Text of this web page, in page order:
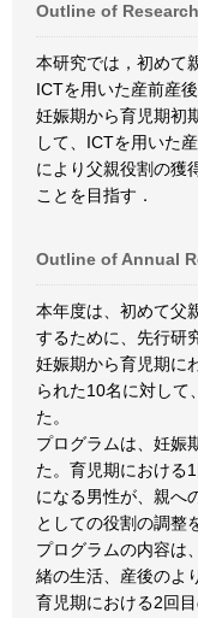
Outline of
本研究では，初めて
ICTを用いた産前産
妊娠期から育児期初
して、ICTを用いた
により父親役割の獲
ことを目指す．
Outline of Annual
本年度は、初めて父
するために、先行研
妊娠期から育児期に
られた10名に対して
た。
プログラムは、妊娠
た。育児期における
になる男性が、親へ
としての役割の調整
プログラムの内容は
緒の生活、産後のよ
育児期における2回